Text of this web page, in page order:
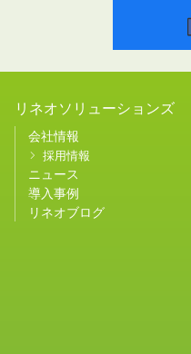
リネオソリューションズ
会社情報
採用情報
ニュース
導入事例
リネオブログ